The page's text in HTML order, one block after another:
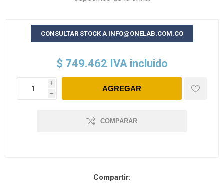
CONSULTAR STOCK A INFO@ONELAB.COM.CO
$ 749.462 IVA incluido
i
h
COMPARAR
Compartir: